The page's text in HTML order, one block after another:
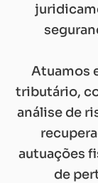
Atuamos
tributário,
análise de
autuações
de